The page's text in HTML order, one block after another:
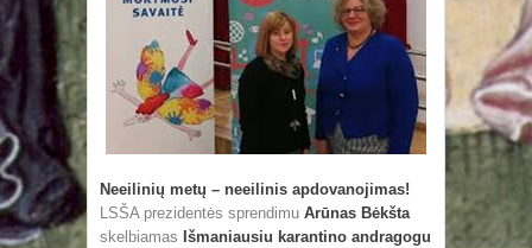
Neeilinių metų – neeilinis apdovanojimas!
LSŠA prezidentės sprendimu Arūnas Bėkšta
skelbiamas Išmaniausiu karantino andragogu